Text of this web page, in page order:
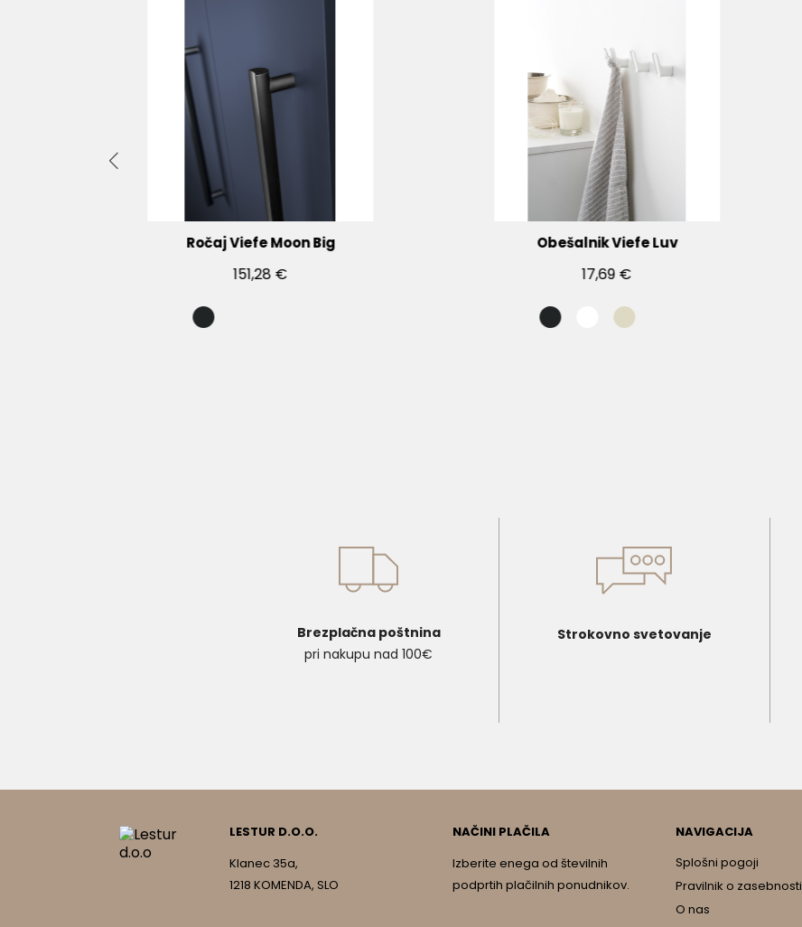
Ročaj Viefe Moon Big
151,28 €
Obešalnik Viefe Luv
17,69 €
Brezplačna poštnina
pri nakupu nad 100€
Strokovno svetovanje
LESTUR D.O.O.
Klanec 35a,
1218 KOMENDA, SLO
NAČINI PLAČILA
Izberite enega od številnih
podprtih plačilnih ponudnikov.
NAVIGACIJA
Splošni pogoji
Pravilnik o zasebnosti
O nas